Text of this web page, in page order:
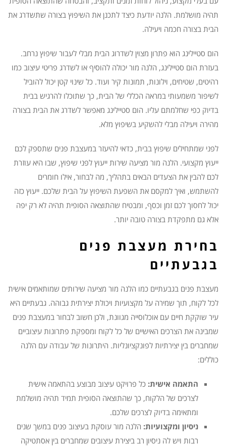
תהיה מושלמת. הלנה יודעת כיצד לתכנן את השיפוץ בצורה שתשדרג את
הבית בצורה חכמה ויעילה.
הום סטיילינג הוא פתרון מצוין לשדרוג הבית מבלי לעבור שיפוץ נרחב.
בעזרת הום סטיילינג, הלנה מור יכולה להוסיף או לשדרג פריטי עיצוב כמו
רהיטים, שטיחים, וילונות, תמונות קיר ועוד. כל שינוי קטן יכול להוביל
לשיפור משמעותי במראה הכללי של הבית, כך שתוכלו להרגיש בבית
בדיוק כפי שחלמתם עליו. הום סטיילינג מאפשר לשדרג את הבית בצורה
מהירה ויעילה מבלי להשקיע בשיפוץ מלא.
לפני שמתחילים שיפוץ בבית, כדאי להיעזר במעצבת פנים שתספק לכם
ייעוץ מקצועי. הלנה מור מציעה שירות ייעוץ לפני שיפוץ, שבו היא עוזרת
לכם להבין את הצעדים הבאים בתהליך, מה לבחור, אילו חומרים
להשתמש, ואיך למקסם את השפעת השיפוץ על הבית שלכם. ייעוץ כזה
יכול לחסוך לכם זמן וכסף, ומבטיח שהתוצאה הסופית תהיה לא רק יפה
אלא גם מתפקדת בצורה טובה יותר.
בחירת מעצבת פנים
בגבעתיים
מעצבת פנים בגבעתיים כמו הלנה מור מציעה שירותים שמותאמים אישית
לכל לקוח, תוך שמירה על מקצועיות ויכולת יצירתית גבוהה. גבעתיים היא
עיר שוקקת חיים עם אוכלוסייה מגוונת, ולכן חשוב לבחור במעצבת פנים
שמבינה את הצרכים האישיים של כל לקוח ומספקת פתרונות עיצוביים
שמחברים בין יצירתיות לפונקציונליות. היתרונות של עבודה עם הלנה
כוללים:
התאמה אישית: כל פרויקט עיצוב מבוצע בהתאמה אישית
לצרכים של הלקוח, כך שהתוצאה הסופית תמיד תהיה מושלמת
ומתאימה בדיוק לצרכים שלכם.
ניסיון ומקצועיות: הלנה מור עוסקת בעיצוב פנים במשך שנים
רבות ויש לה ניסיון רב ביצירת עיצובים שמחברים בין אסתטיקה